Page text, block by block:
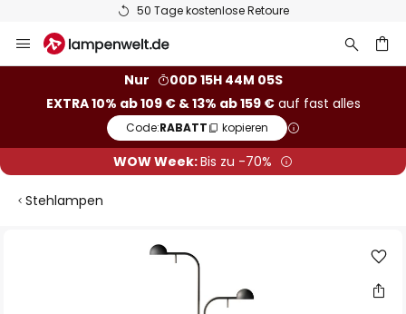
50 Tage kostenlose Retoure
Inhalt
Nur
00D 15H 44M 05S
EXTRA 10% ab 109 € & 13% ab 159 €auf fast alles
Code:RABATT kopieren
WOW Week:Bis zu -70%
Stehlampen